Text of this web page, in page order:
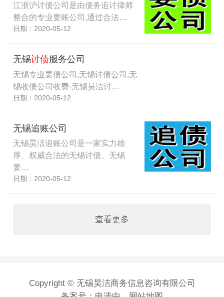
江浙沪讨债公司是由债务追讨律师
整合的专业要账公司,通过合法…
日期：2020-05-12
无锡讨债服务公司
无锡专业要债公司,无锡讨债公司,无
锡收债公司收费-无锡昊洁讨…
日期：2020-05-12
无锡追账公司
无锡昊洁追账公司是一家实力雄
厚、权威合法的无锡讨债、无锡
要…
日期：2020-05-12
查看更多
Copyright © 无锡昊洁商务信息咨询有限公司